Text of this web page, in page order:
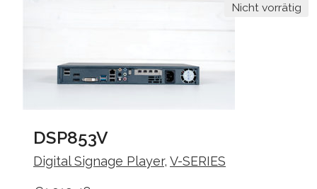
Nicht vorrätig
DSP853V
Digital Signage Player, V-SERIES